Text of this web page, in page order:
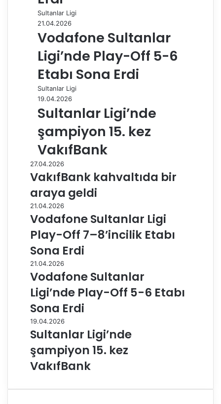
Sultanlar Ligi
21.04.2026
Vodafone Sultanlar
Ligi’nde Play-Off 5-6
Etabı Sona Erdi
Sultanlar Ligi
19.04.2026
Sultanlar Ligi’nde
şampiyon 15. kez
VakıfBank
27.04.2026
VakıfBank kahvaltıda bir
araya geldi
21.04.2026
Vodafone Sultanlar Ligi
Play-Off 7–8’incilik Etabı
Sona Erdi
21.04.2026
Vodafone Sultanlar
Ligi’nde Play-Off 5-6 Etabı
Sona Erdi
19.04.2026
Sultanlar Ligi’nde
şampiyon 15. kez
VakıfBank